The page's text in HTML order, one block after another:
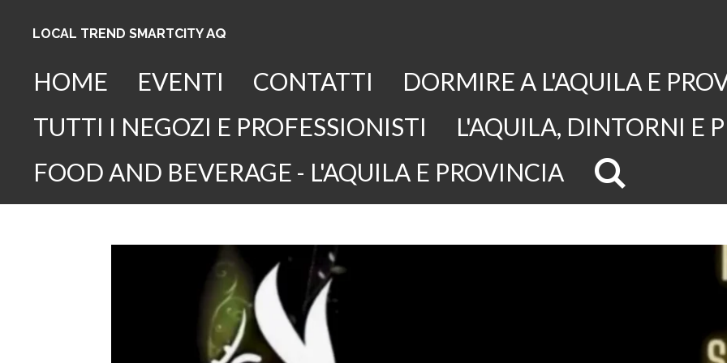
principale
LOCAL TREND SMARTCITYAQ
HOME EVENTI CONTATTI
DORMIRE A L'AQUILA E
TUTTI I NEGOZI E PROFESSIONISTI
L'AQUILA, DINTORNI E
FOOD AND BEVERAGE - L'AQUILA E PROVINCIA